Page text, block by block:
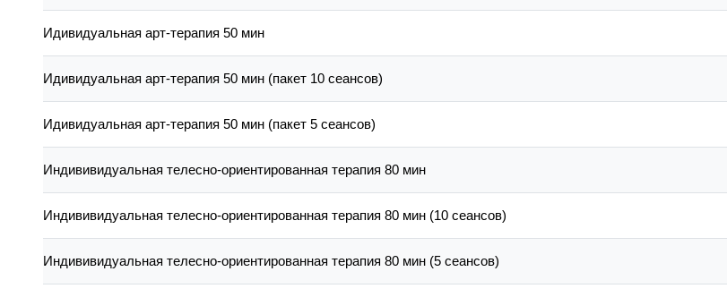
Идивидуальная арт-терапия 50 мин
Идивидуальная арт-терапия 50 мин (пакет 10 сеансов)
Идивидуальная арт-терапия 50 мин (пакет 5 сеансов)
Индививидуальная телесно-ориентированная терапия 80 мин
Индививидуальная телесно-ориентированная терапия 80 мин (10 сеансов)
Индививидуальная телесно-ориентированная терапия 80 мин (5 сеансов)